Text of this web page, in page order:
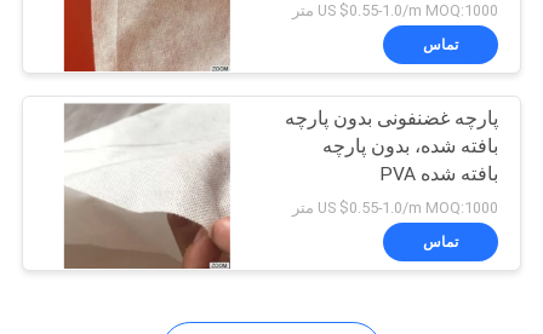
US $0.55-1.0/m MOQ:1000 متر
تماس
پارچه غضنفونی بدون پارچه
بافته شده، بدون پارچه
بافته شده PVA
US $0.55-1.0/m MOQ:1000 متر
تماس